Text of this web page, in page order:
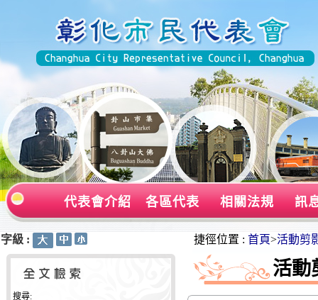
代表會介紹 各區代表 相關法規 訊
字級 :
搜尋:
捷徑位置 : 首頁>活動剪
活動